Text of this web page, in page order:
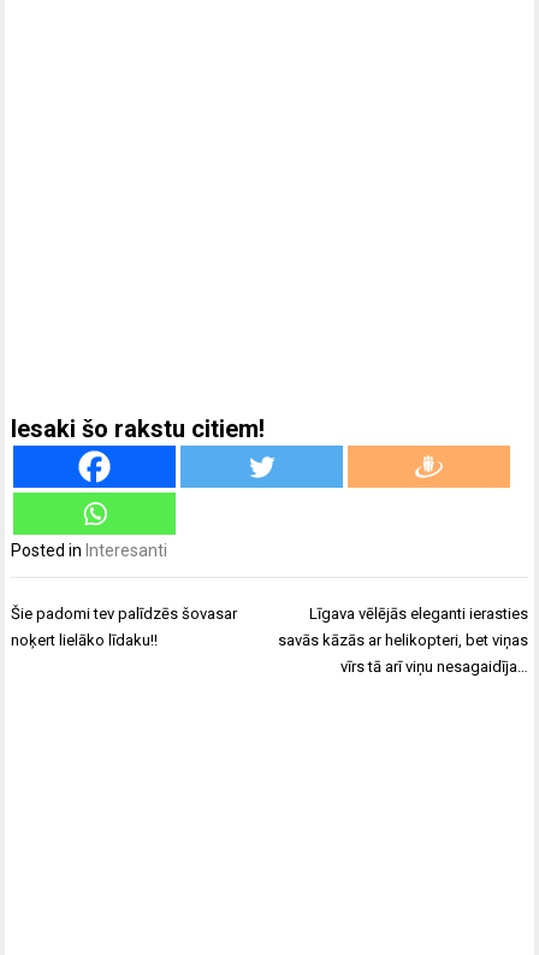
Iesaki šo rakstu citiem!
Posted in Interesanti
Ziņu
izvēlne
Šie padomi tev palīdzēs šovasar
noķert lielāko līdaku!!
Līgava vēlējās eleganti ierasties
savās kāzās ar helikopteri, bet viņas
vīrs tā arī viņu nesagaidīja…